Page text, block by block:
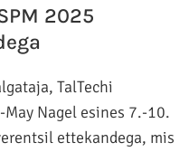
2025
TalTechi
Nagel esines 7.-10.
ettekandega, mis